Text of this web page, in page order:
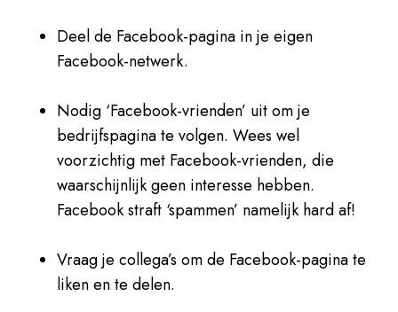
Deel de Facebook-pagina in je eigen
Facebook-netwerk.
Nodig ‘Facebook-vrienden’ uit om je
bedrijfspagina te volgen. Wees wel
voorzichtig met Facebook-vrienden, die
waarschijnlijk geen interesse hebben.
Facebook straft ‘spammen’ namelijk hard af!
Vraag je collega’s om de Facebook-pagina te
liken en te delen.